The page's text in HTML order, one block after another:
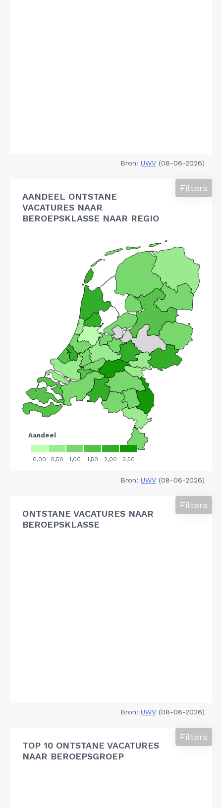
Bron: UWV (08-06-2026)
AANDEEL ONTSTANE
VACATURES NAAR
BEROEPSKLASSE NAAR REGIO
Filters
Bron: UWV (08-06-2026)
ONTSTANE VACATURES NAAR
BEROEPSKLASSE
Filters
Bron: UWV (08-06-2026)
TOP 10 ONTSTANE VACATURES
NAAR BEROEPSGROEP
Filters